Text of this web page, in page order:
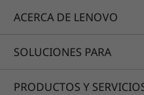
ACERCA DE LENOVO
SOLUCIONES PARA
PRODUCTOS Y